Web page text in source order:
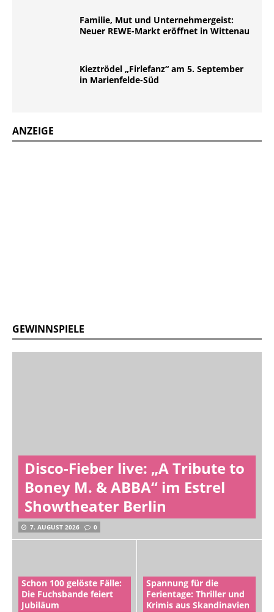
Familie, Mut und Unternehmergeist:
Neuer REWE-Markt eröffnet in Wittenau
Kieztrödel „Firlefanz“ am 5. September
in Marienfelde-Süd
ANZEIGE
GEWINNSPIELE
Disco-Fieber live: „A Tribute to
Boney M. & ABBA“ im Estrel
Showtheater Berlin
7. AUGUST 2026 0
Schon 100 gelöste Fälle:
Die Fuchsbande feiert
Jubiläum
Spannung für die
Ferientage: Thriller und
Krimis aus Skandinavien